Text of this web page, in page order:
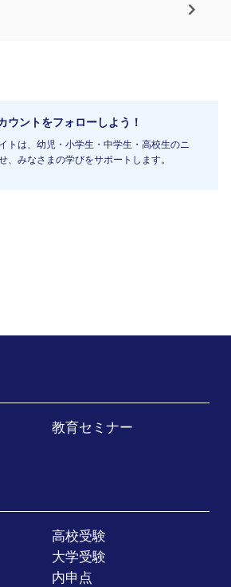
ウントをフォローしよう！
トは、幼児・小学生・中学生・高校生のニ
、みなさまの学びをサポートします。
教育セミナー
高校受験
大学受験
内申点